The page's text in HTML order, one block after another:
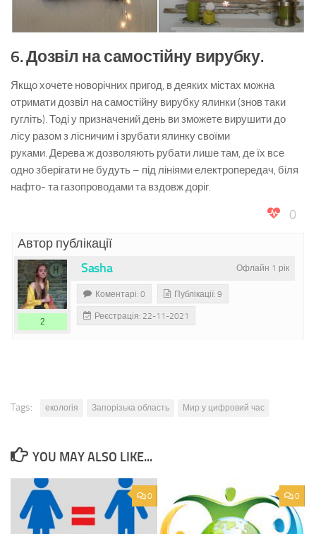
6. Дозвіл на самостійну вирубку.
Якщо хочете новорічних пригод, в деяких містах можна
отримати дозвіл на самостійну вирубку ялинки (знов таки
гугліть). Тоді у призначений день ви зможете вирушити до
лісу разом з лісничим і зрубати ялинку своїми
руками. Дерева ж дозволяють рубати лише там, де їх все
одно зберігати не будуть – під лініями електропередач, біля
нафто- та газопроводами та вздовж доріг.
0
Автор публікації
Офлайн 1 рік
Sasha
2
Коментарі: 0 Публікації: 9
Реєстрація: 22-11-2021
Tags: екологія Запорізька область Мир у цифровий час
YOU MAY ALSO LIKE...
0 0